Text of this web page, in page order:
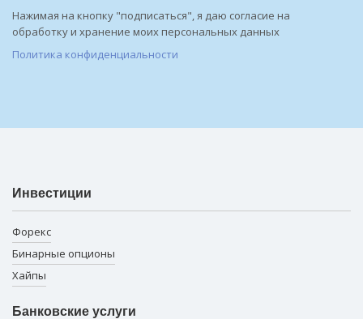
Нажимая на кнопку "подписаться", я даю согласие на
обработку и хранение моих персональных данных
Политика конфиденциальности
Инвестиции
Форекс
Бинарные опционы
Хайпы
Банковские услуги